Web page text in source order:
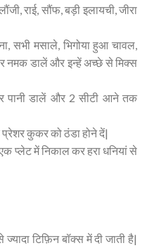
राई, सौंफ, बड़ी इलायची, जीरा
सभी मसाले, भिगोया हुआ चावल,
नमक डालें और इन्‍हें अच्छे से मिक्स
पानी डालें और 2 सीटी आने तक
कुकर को ठंडा होने दें|
प्‍लेट में निकाल कर हरा धनियां से
टिफ़िन बॉक्स में दी जाती है|